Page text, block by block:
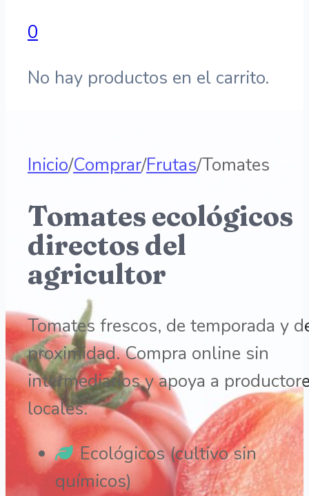
0
No hay productos en el carrito.
Inicio/Comprar/Frutas/Tomates
Tomates ecológicos
directos del
agricultor
Tomates frescos, de temporada y
proximidad. Compra online sin
intermediarios y apoya a
locales.
Ecológicos (cultivo sin
químicos)